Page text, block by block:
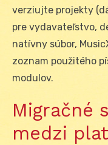
verziujte projekty
pre vydavateľstvo,
natívny súbor,
zoznam použitého
modulov.
Migračné
medzi